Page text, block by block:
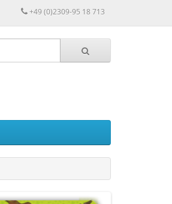
+49 (0)2309-95 18 713